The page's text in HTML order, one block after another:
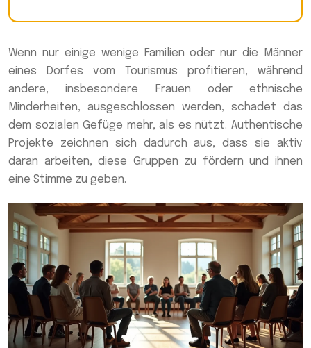
Wenn nur einige wenige Familien oder nur die Männer
eines Dorfes vom Tourismus profitieren, während
andere, insbesondere Frauen oder ethnische
Minderheiten, ausgeschlossen werden, schadet das
dem sozialen Gefüge mehr, als es nützt. Authentische
Projekte zeichnen sich dadurch aus, dass sie aktiv
daran arbeiten, diese Gruppen zu fördern und ihnen
eine Stimme zu geben.